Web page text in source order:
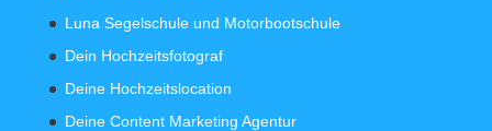
Luna Segelschule und Motorbootschule
Dein Hochzeitsfotograf
Deine Hochzeitslocation
Deine Content Marketing Agentur